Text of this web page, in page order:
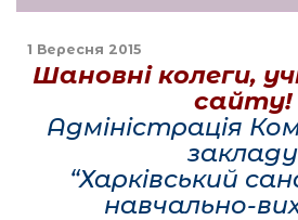
1 Вересня 2015
Шановні колеги,
сайту!
Адміністрація
закладу
“Харківський
навчально-